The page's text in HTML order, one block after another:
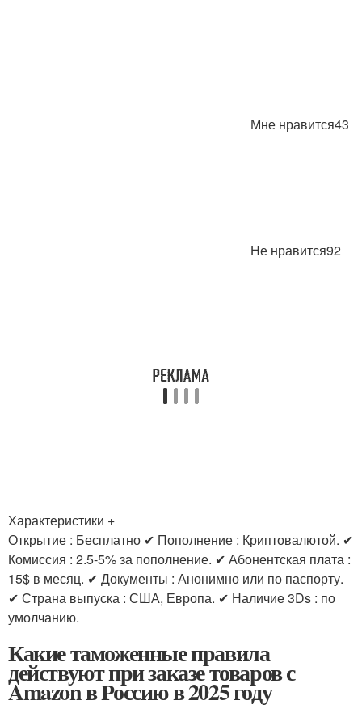
Мне нравится43
Не нравится92
Характеристики +
Открытие : Бесплатно ✔ Пополнение : Криптовалютой. ✔
Комиссия : 2.5-5% за пополнение. ✔ Абонентская плата :
15$ в месяц. ✔ Документы : Анонимно или по паспорту.
✔ Страна выпуска : США, Европа. ✔ Наличие 3Ds : по
умолчанию.
Какие таможенные правила
действуют при заказе товаров с
Amazon в Россию в 2025 году